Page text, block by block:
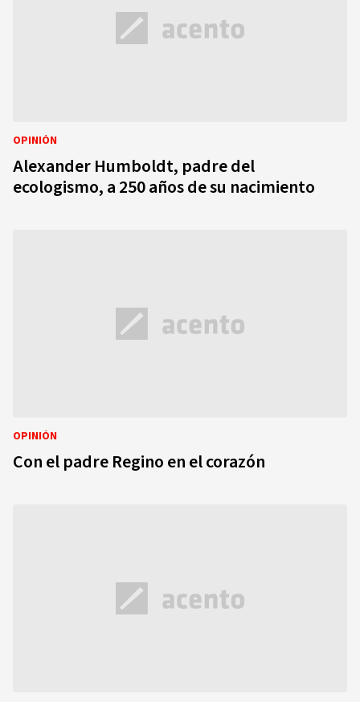
OPINIÓN
Alexander Humboldt, padre del
ecologismo, a 250 años de su nacimiento
OPINIÓN
Con el padre Regino en el corazón